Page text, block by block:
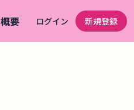
概要 ログイン 新規登録